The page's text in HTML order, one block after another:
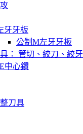
牙牙板
公制M左牙牙板
： 管切、絞刀、絞牙
中心鑽
刀具